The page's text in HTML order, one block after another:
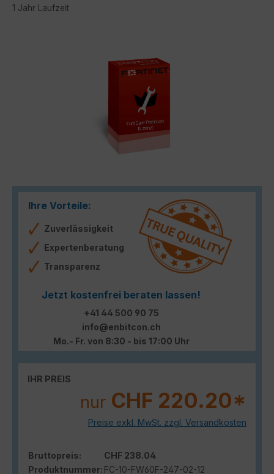
1 Jahr Laufzeit
Ihre Vorteile:
Zuverlässigkeit
Expertenberatung
Transparenz
Jetzt kostenfrei beraten lassen!
+41 44 500 90 75
info@enbitcon.ch
Mo.- Fr. von 8:30 - bis 17:00 Uhr
IHR PREIS
nur CHF 220.20*
Preise exkl. MwSt. zzgl. Versandkosten
Bruttopreis:
CHF 238.04
Produktnummer: FC-10-FW60F-247-02-12